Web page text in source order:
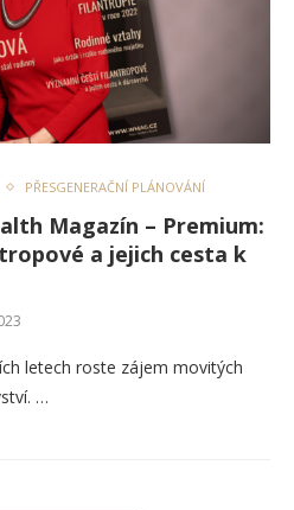
PŘESGENERAČNÍ PLÁNOVÁNÍ
Magazín – Premium:
a jejich cesta k
letech roste zájem movitých
…